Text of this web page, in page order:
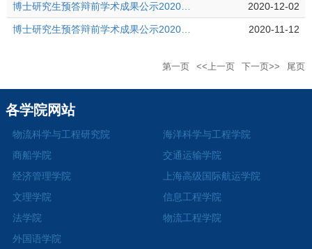
2020-12-02
2020-11-12
第一页 <<上一页 下一页>> 尾页
各学院网站
物流科学与工程研究院
海洋科学与工程学院
商船学院
交通运输学院
经济管理学院
上海高级国际航运学院
文理学院
信息工程学院
法学院
物流工程学院
外国语学院